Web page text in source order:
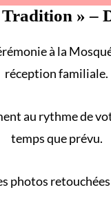
Tradition » –
à la
réception familiale.
au rythme de
temps que prévu.